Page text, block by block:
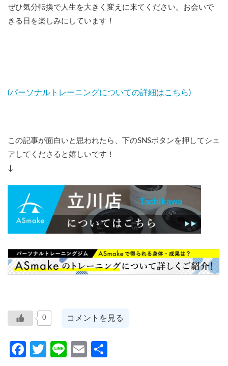
ぜひ気分転換で人生を大きく変えに来てください。お会いで
きる日を楽しみにしています！
(パーソナルトレーニングについての詳細はこちら)
この記事が面白いと思われたら、下のSNSボタンを押してシェ
アしてくださると嬉しいです！
↓
0 コメントを見る
Facebook
Twitter
LineEmail